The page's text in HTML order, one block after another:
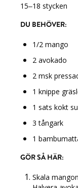
15–18 stycken
DU BEHÖVER:
1/2 mango
2 avokado
2 msk
1 knippe
1 sats kokt
3 tångark
1
GÖR SÅ HÄR:
Skala